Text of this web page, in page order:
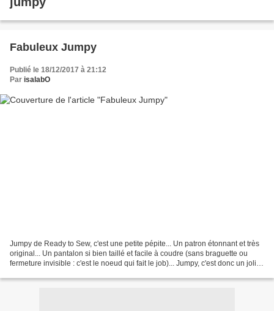
Fabuleux Jumpy
Publié le 18/12/2017 à 21:12
Par isalabO
Jumpy de Ready to Sew, c'est une petite pépite... Un patron étonnant et très
original... Un pantalon si bien taillé et facile à coudre (sans braguette ou
fermeture invisible : c'est le noeud qui fait le job)... Jumpy, c'est donc un joli